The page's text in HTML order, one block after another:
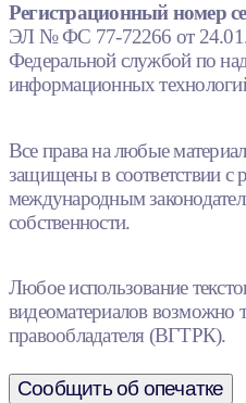
Регистрационный номер
ЭЛ № ФС 77-72266 от
Федеральной службой по
информационных
Все права на любые
защищены в соответствии с
международным
собственности.
Любое использование
видеоматериалов возможно
правообладателя (ВГТРК).
Сообщить об опечатке